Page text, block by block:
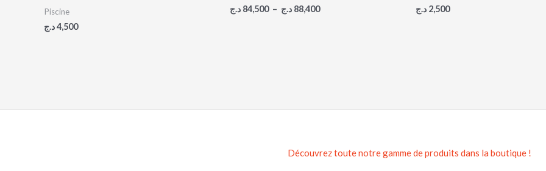
Piscine
4,500د.ج
84,500 د.ج – 88,400 د.ج 2,500 د.ج
Découvrez toute notre gamme de produits dans la boutique !